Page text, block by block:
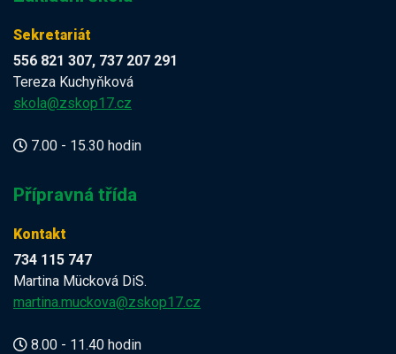
Sekretariát
556 821 307, 737 207 291
Tereza Kuchyňková
skola@zskop17.cz
7.00 - 15.30 hodin
Přípravná třída
Kontakt
734 115 747
Martina Mücková DiS.
martina.muckova@zskop17.cz
8.00 - 11.40 hodin